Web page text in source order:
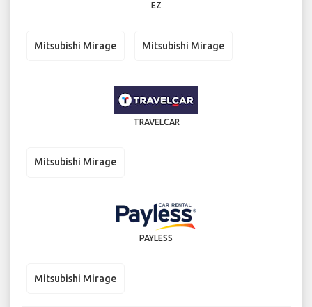
EZ
Mitsubishi Mirage Mitsubishi Mirage
TRAVELCAR
Mitsubishi Mirage
PAYLESS
Mitsubishi Mirage